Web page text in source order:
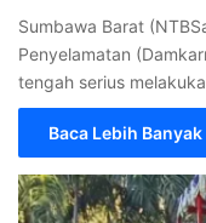
Sumbawa Barat
Penyelamatan
tengah serius
Baca Lebih Banyak